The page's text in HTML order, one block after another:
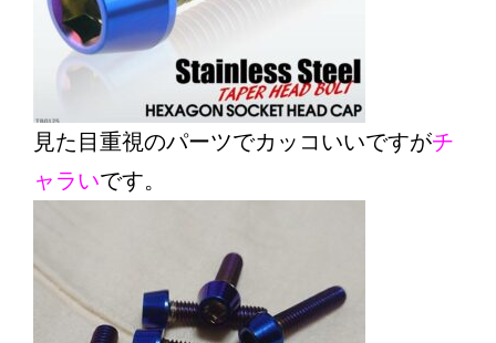
見た目重視のパーツでカッコいいですがチ
ャラいです。